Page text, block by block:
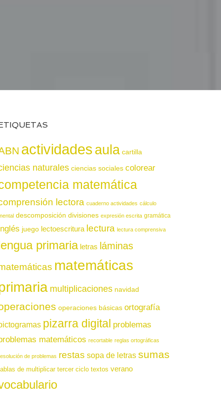
actividadesaula cartilla
naturales ciencias sociales colorear
matemática
lectora cuaderno actividades cálculo
descomposición divisiones expresión escrita gramática
juego lectoescritura lectura lectura comprensiva
primaria letras láminas
matemáticas
multiplicaciones navidad
operaciones básicas ortografía
pizarra digital problemas
matemáticos recortable reglas ortográficas
de problemas restas sopa de letras sumas
de multiplicar tercer ciclo textos verano